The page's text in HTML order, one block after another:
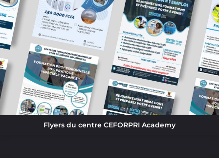
Flyers du centre CEFORPRI Academy